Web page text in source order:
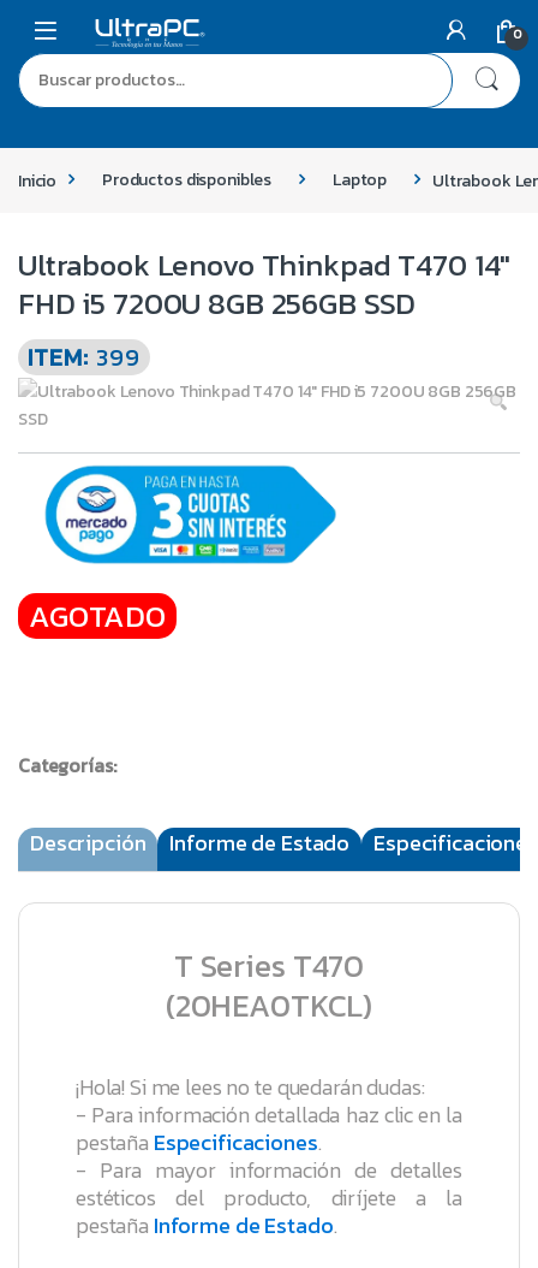
0
Inicio Productos disponibles Laptop Ultrabook
Ultrabook Lenovo Thinkpad T470 14″
FHD i5 7200U 8GB 256GB SSD
ITEM: 399
AGOTADO
Categorías:
Descripción Informe de Estado Especificaciones
T Series T470
(20HEA0TKCL)
¡Hola! Si me lees no te quedarán dudas:
- Para información detallada haz clic en la
pestaña Especificaciones.
- Para mayor información de detalles
estéticos del producto, diríjete a la
pestaña Informe de Estado.